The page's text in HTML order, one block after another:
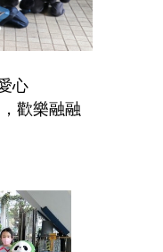
融顯愛心
歡樂融融